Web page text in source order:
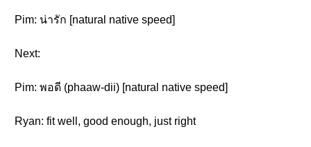
Pim: น่ารัก [natural native speed]
Next:
Pim: พอดี (phaaw-dii) [natural native speed]
Ryan: fit well, good enough, just right